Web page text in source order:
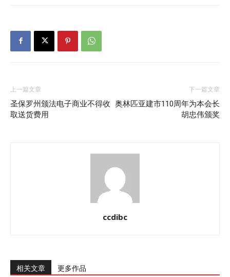
上一篇文章
圣保罗州颁法电子商业不得收
取送货费用
下一篇文章
奥林匹亚建市110周年为本会长
胡忠伟颁奖
ccdibc
相关文章 更多作品